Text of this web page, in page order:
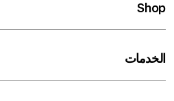
Shop
الخدمات